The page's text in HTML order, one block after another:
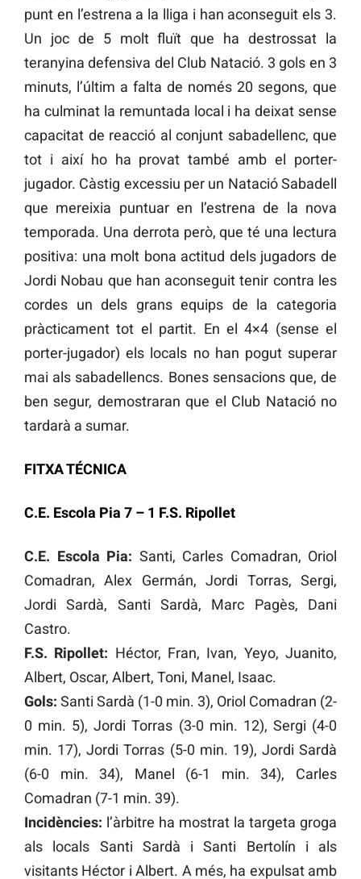
punt en l’estrena a la lliga i han aconseguit els 3.
Un joc de 5 molt fluït que ha destrossat la
teranyina defensiva del Club Natació. 3 gols en 3
minuts, l’últim a falta de només 20 segons, que
ha culminat la remuntada local i ha deixat sense
capacitat de reacció al conjunt sabadellenc, que
tot i així ho ha provat també amb el porter-
jugador. Càstig excessiu per un Natació Sabadell
que mereixia puntuar en l’estrena de la nova
temporada. Una derrota però, que té una lectura
positiva: una molt bona actitud dels jugadors de
Jordi Nobau que han aconseguit tenir contra les
cordes un dels grans equips de la categoria
pràcticament tot el partit. En el 4×4 (sense el
porter-jugador) els locals no han pogut superar
mai als sabadellencs. Bones sensacions que, de
ben segur, demostraran que el Club Natació no
tardarà a sumar.
FITXA TÉCNICA
C.E. Escola Pia 7 – 1 F.S. Ripollet
C.E. Escola Pia: Santi, Carles Comadran, Oriol
Comadran, Alex Germán, Jordi Torras, Sergi,
Jordi Sardà, Santi Sardà, Marc Pagès, Dani
Castro.
F.S. Ripollet: Héctor, Fran, Ivan, Yeyo, Juanito,
Albert, Oscar, Albert, Toni, Manel, Isaac.
Gols: Santi Sardà (1-0 min. 3), Oriol Comadran (2-
0 min. 5), Jordi Torras (3-0 min. 12), Sergi (4-0
min. 17), Jordi Torras (5-0 min. 19), Jordi Sardà
(6-0 min. 34), Manel (6-1 min. 34), Carles
Comadran (7-1 min. 39).
Incidències: l’àrbitre ha mostrat la targeta groga
als locals Santi Sardà i Santi Bertolín i als
visitants Héctor i Albert. A més, ha expulsat amb